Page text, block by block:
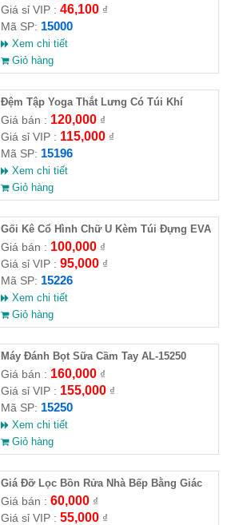
Giá sỉ VIP : 46,100₫
Mã SP: 15000
Xem chi tiết
Giỏ hàng
Đệm Tập Yoga Thắt Lưng Có Túi Khí
Giá bán : 120,000₫
Giá sỉ VIP : 115,000₫
Mã SP: 15196
Xem chi tiết
Giỏ hàng
Gối Kê Cổ Hình Chữ U Kèm Túi Đựng EVA
Giá bán : 100,000₫
Giá sỉ VIP : 95,000₫
Mã SP: 15226
Xem chi tiết
Giỏ hàng
Máy Đánh Bọt Sữa Cầm Tay AL-15250
Giá bán : 160,000₫
Giá sỉ VIP : 155,000₫
Mã SP: 15250
Xem chi tiết
Giỏ hàng
Giá Đỡ Lọc Bồn Rửa Nhà Bếp Bằng Giác
Hút (Kèm 50 Túi Lọc)
Giá bán : 60,000₫
Giá sỉ VIP : 55,000₫